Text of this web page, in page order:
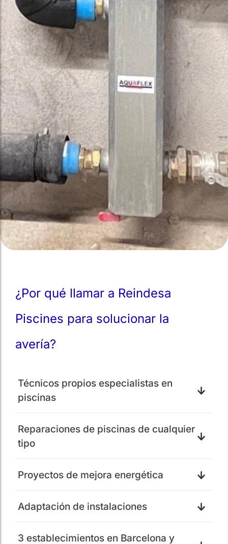
¿Por qué llamar a Reindesa
Piscines para solucionar la
avería?
Técnicos propios especialistas en
piscinas
Reparaciones de piscinas de cualquier
tipo
Proyectos de mejora energética
Adaptación de instalaciones
3 establecimientos en Barcelona y